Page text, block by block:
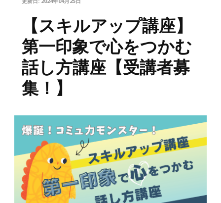
【スキルアップ講座】
第一印象で心をつかむ
話し方講座【受講者募
集！】